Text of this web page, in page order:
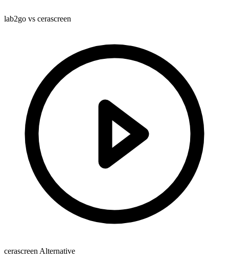
lab2go vs cerascreen
cerascreen Alternative